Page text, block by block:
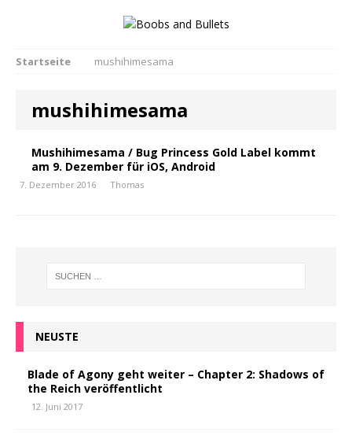
Startseite mushihimesama
mushihimesama
Mushihimesama / Bug Princess Gold Label kommt
am 9. Dezember für iOS, Android
7. Dezember 2016 Thomas
NEUSTE
Blade of Agony geht weiter – Chapter 2: Shadows of
the Reich veröffentlicht
12. Juni 2017